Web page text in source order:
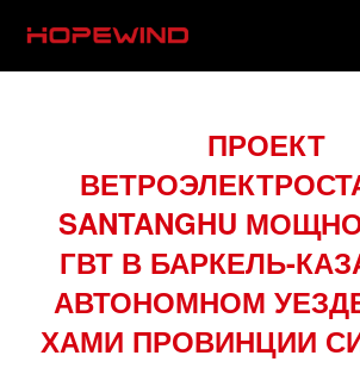
ПРОЕКТ
SANTANGHU
ГВТ В БАРКЕЛЬ-
АВТОНОМНОМ
ХАМИ ПРОВИНЦИИ